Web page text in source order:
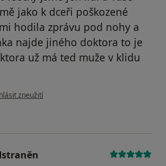
jako k dceři poškozené
hodila zprávu pod nohy a
najde jiného doktora to je
už má ted muže v klidu
názoru uživatele Váš účet byl odstraněn
zneužití